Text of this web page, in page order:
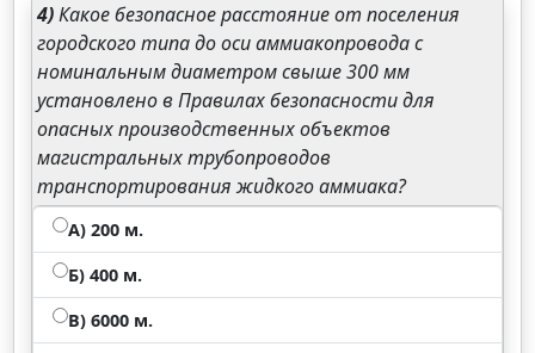
4)Какое безопасное расстояние от поселения
городского типа до оси аммиакопровода с
номинальным диаметром свыше 300 мм
установлено в Правилах безопасности для
опасных производственных объектов
магистральных трубопроводов
транспортирования жидкого аммиака?
А) 200 м.
Б) 400 м.
В) 6000 м.